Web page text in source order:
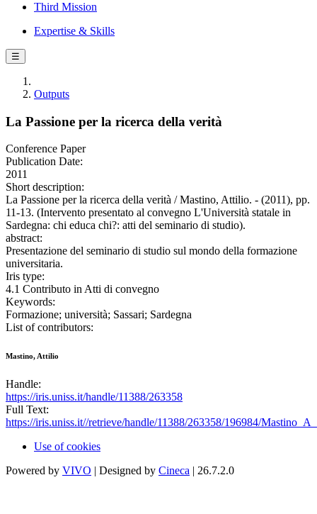
Third Mission
Expertise & Skills
☰
Outputs
La Passione per la ricerca della verità
Conference Paper
Publication Date:
2011
Short description:
La Passione per la ricerca della verità / Mastino, Attilio. - (2011), pp.
11-13. (Intervento presentato al convegno L'Università statale in
Sardegna: chi educa chi?: atti del seminario di studio).
abstract:
Presentazione del seminario di studio sul mondo della formazione
universitaria.
Iris type:
4.1 Contributo in Atti di convegno
Keywords:
Formazione; università; Sassari; Sardegna
List of contributors:
Mastino, Attilio
Handle:
https://iris.uniss.it/handle/11388/263358
Full Text:
https://iris.uniss.it//retrieve/handle/11388/263358/196984/
Use of cookies
Powered by VIVO | Designed by Cineca | 26.7.2.0